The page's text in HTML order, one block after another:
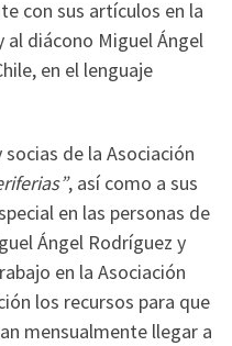
con sus artículos en la
al diácono Miguel Ángel
en el lenguaje
de la Asociación
, así como a sus
en las personas de
Ángel Rodríguez y
en la Asociación
los recursos para que
mensualmente llegar a